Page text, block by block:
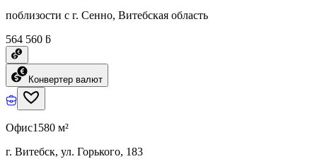
поблизости с г. Сенно, Витебская область
564 560 ƃ
Конвертер валют
Офис1580 м²
г. Витебск, ул. Горького, 183